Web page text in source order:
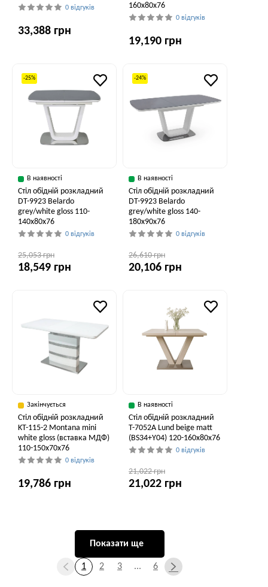
0 відгуків
33,388 грн
160x80x76
0 відгуків
19,190 грн
-25%
В наявності
Стіл обідній розкладний
DT-9923 Belardo
grey/white gloss 110-
140x80x76
0 відгуків
25,053 грн
18,549 грн
-24%
В наявності
Стіл обідній розкладний
DT-9923 Belardo
grey/white gloss 140-
180x90x76
0 відгуків
26,610 грн
20,106 грн
Закінчується
Стіл обідній розкладний
KT-115-2 Montana mini
white gloss (вставка МДФ)
110-150x70x76
0 відгуків
19,786 грн
В наявності
Стіл обідній розкладний
T-7052A Lund beige matt
(BS34+Y04) 120-160x80x76
0 відгуків
21,022 грн
21,022 грн
Показати ще
1 2 3 ... 6